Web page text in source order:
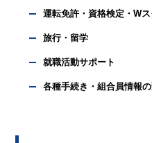
運転免許・資格検定・W
旅行・留学
就職活動サポート
各種手続き・組合員情報